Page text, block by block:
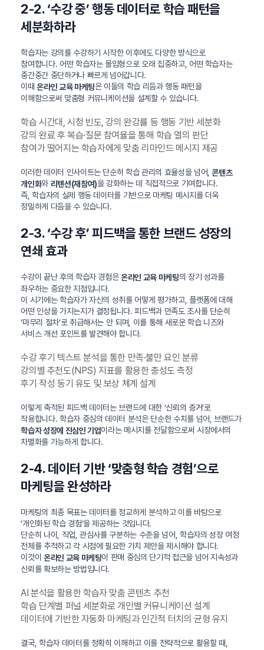
2-2. ‘수강 중’ 행동 데이터로 학습 패턴을
세분화하라
학습자는 강의를 수강하기 시작한 이후에도 다양한 방식으로
참여합니다. 어떤 학습자는 몰입형으로 오래 집중하고, 어떤 학습자는
중간중간 중단하거나 빠르게 넘어갑니다.
이때온라인 교육 마케팅은 이들의 학습 리듬과 행동 패턴을
이해함으로써 맞춤형 커뮤니케이션을 설계할 수 있습니다.
학습 시간대, 시청 빈도, 강의 완강률 등 행동 기반 세분화
강의 완료 후 복습·질문 참여율을 통해 학습 열의 판단
참여가 떨어지는 학습자에게 맞춤 리마인드 메시지 제공
이러한 데이터 인사이트는 단순히 학습 관리의 효율성을 넘어,콘텐츠
개인화와 리텐션(재참여)을 강화하는 데 직접적으로 기여합니다.
즉, 학습자의 실제 행동 데이터를 기반으로 마케팅 메시지를 더욱
정밀하게 다듬을 수 있습니다.
2-3. ‘수강 후’ 피드백을 통한 브랜드 성장의
연쇄 효과
수강이 끝난 후의 학습자 경험은온라인 교육 마케팅의 장기 성과를
좌우하는 중요한 지점입니다.
이 시기에는 학습자가 자신의 성취를 어떻게 평가하고, 플랫폼에 대해
어떤 인상을 가지는지가 결정됩니다. 피드백과 만족도 조사를 단순히
‘마무리 절차’로 취급해서는 안 되며, 이를 통해 새로운 학습 니즈와
서비스 개선 포인트를 발견해야 합니다.
수강 후기 텍스트 분석을 통한 만족·불만 요인 분류
강의별 추천도(NPS) 지표를 활용한 충성도 측정
후기 작성 동기 유도 및 보상 체계 설계
이렇게 축적된 피드백 데이터는 브랜드에 대한 ‘신뢰의 증거’로
작용합니다. 학습자 중심의 데이터 분석은 단순한 수치를 넘어, 브랜드가
학습자 성장에 진심인 기업이라는 메시지를 전달함으로써 시장에서의
차별화를 가능하게 합니다.
2-4. 데이터 기반 ‘맞춤형 학습 경험’으로
마케팅을 완성하라
마케팅의 최종 목표는 데이터를 정교하게 분석하고 이를 바탕으로
‘개인화된 학습 경험’을 제공하는 것입니다.
단순히 나이, 직업, 관심사를 구분하는 수준을 넘어, 학습자의 성장 여정
전체를 추적하고 각 시점에 필요한 가치 제안을 제시해야 합니다.
이것이 온라인 교육 마케팅이 판매 중심의 단기적 접근을 넘어 지속성과
신뢰를 확보하는 방법입니다.
AI 분석을 활용한 학습자 맞춤 콘텐츠 추천
학습 단계별 퍼널 세분화로 개인별 커뮤니케이션 설계
데이터에 기반한 자동화 마케팅과 인간적 터치의 균형 유지
결국, 학습자 데이터를 정확히 이해하고 이를 전략적으로 활용할 때,